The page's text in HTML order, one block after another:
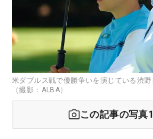
米ダブルス戦で優勝争いを演じている渋
（撮影：ALBA）
この記事の写真